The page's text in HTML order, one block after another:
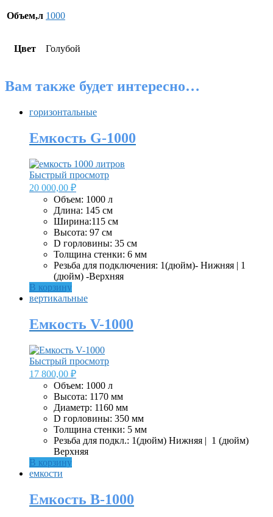
Объем,л 1000
Цвет Голубой
Вам также будет интересно…
горизонтальные
Емкость G-1000
Быстрый просмотр
20 000,00 ₽
Объем: 1000 л
Длина: 145 см
Ширина:115 см
Высота: 97 см
D горловины: 35 см
Толщина стенки: 6 мм
Резьба для подключения: 1(дюйм)- Нижняя | 1
(дюйм) -Верхняя
В корзину
вертикальные
Емкость V-1000
Быстрый просмотр
17 800,00 ₽
Объем: 1000 л
Высота: 1170 мм
Диаметр: 1160 мм
D горловины: 350 мм
Толщина стенки: 5 мм
Резьба для подкл.: 1(дюйм) Нижняя | 1 (дюйм)
Верхняя
В корзину
емкости
Емкость B-1000